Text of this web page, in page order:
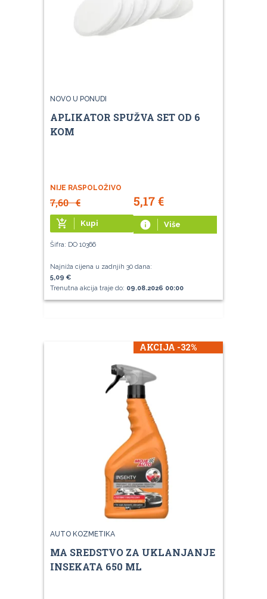
NOVO U PONUDI
APLIKATOR SPUŽVA SET OD 6
KOM
NIJE RASPOLOŽIVO
7,60€ 5,17€
add_shopping_cart Kupi info Više
Šifra: DO 10366
Najniža cijena u zadnjih 30 dana:
5,09 €
Trenutna akcija traje do: 09.08.2026 00:00
AKCIJA -32%
AUTO KOZMETIKA
MA SREDSTVO ZA UKLANJANJE
INSEKATA 650 ML